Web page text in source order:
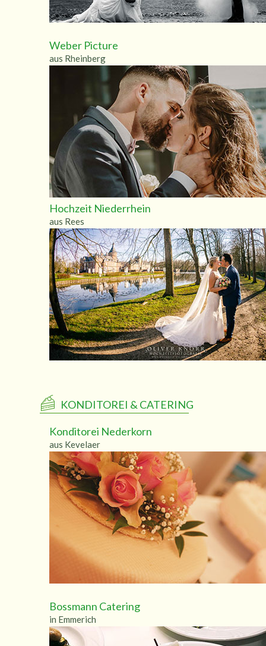
Weber Picture
aus Rheinberg
Hochzeit Niederrhein
aus Rees
KONDITOREI & CATERING
Konditorei Nederkorn
aus Kevelaer
Bossmann Catering
in Emmerich